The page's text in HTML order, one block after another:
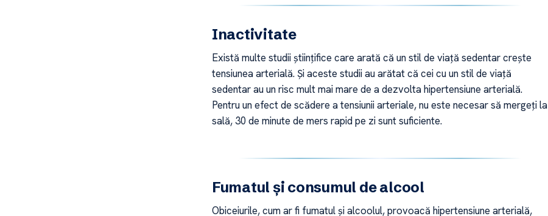
Inactivitate
Există multe studii științifice care arată că un stil de viață sedentar crește
tensiunea arterială. Și aceste studii au arătat că cei cu un stil de viață
sedentar au un risc mult mai mare de a dezvolta hipertensiune arterială.
Pentru un efect de scădere a tensiunii arteriale, nu este necesar să mergeți la
sală, 30 de minute de mers rapid pe zi sunt suficiente.
Fumatul și consumul de alcool
Obiceiurile, cum ar fi fumatul și alcoolul, provoacă hipertensiune arterială,